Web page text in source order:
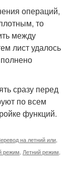
операций,
то
между
лист удалось
сразу перед
по всем
функций.
на летний или
режим Летний режим